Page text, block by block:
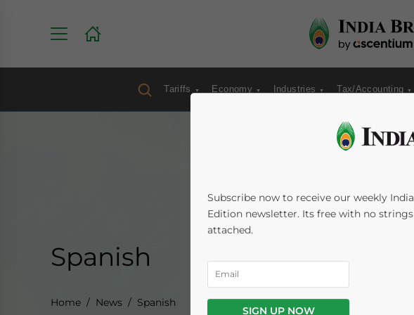
Tariffs Economy Industries Tax/Accounting
Spanish
Home News Spanish
Subscribe now to receive our weekly India
Edition newsletter. Its free with no strings
attached.
SIGN UP NOW